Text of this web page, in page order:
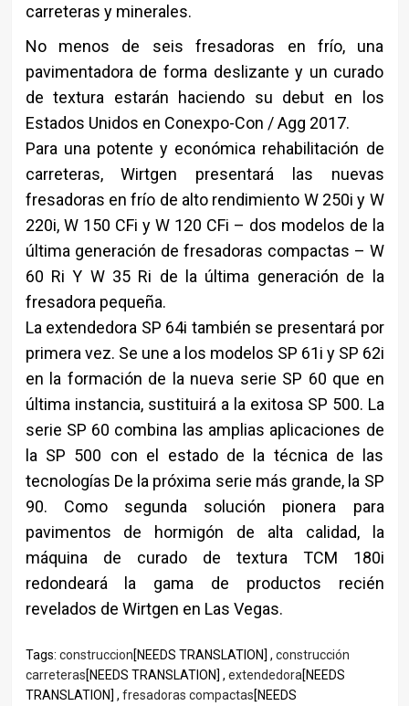
carreteras y minerales.
No menos de seis fresadoras en frío, una
pavimentadora de forma deslizante y un curado
de textura estarán haciendo su debut en los
Estados Unidos en Conexpo-Con / Agg 2017.
Para una potente y económica rehabilitación de
carreteras, Wirtgen presentará las nuevas
fresadoras en frío de alto rendimiento W 250i y W
220i, W 150 CFi y W 120 CFi – dos modelos de la
última generación de fresadoras compactas – W
60 Ri Y W 35 Ri de la última generación de la
fresadora pequeña.
La extendedora SP 64i también se presentará por
primera vez. Se une a los modelos SP 61i y SP 62i
en la formación de la nueva serie SP 60 que en
última instancia, sustituirá a la exitosa SP 500. La
serie SP 60 combina las amplias aplicaciones de
la SP 500 con el estado de la técnica de las
tecnologías De la próxima serie más grande, la SP
90. Como segunda solución pionera para
pavimentos de hormigón de alta calidad, la
máquina de curado de textura TCM 180i
redondeará la gama de productos recién
revelados de Wirtgen en Las Vegas.
Tags: construccion[NEEDS TRANSLATION] , construcción
carreteras[NEEDS TRANSLATION] , extendedora[NEEDS
TRANSLATION] , fresadoras compactas[NEEDS